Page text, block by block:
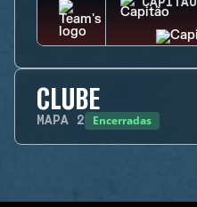
CLUBE
MAPA 2 Encerradas